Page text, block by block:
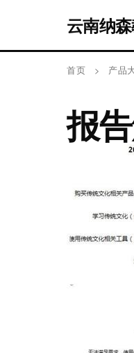
云南纳
首页 > 产品
报